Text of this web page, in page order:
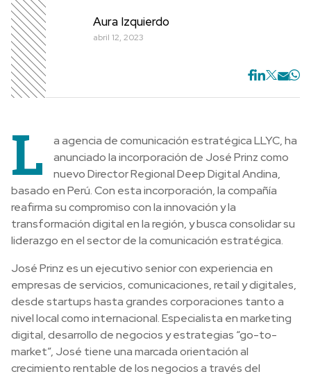
Aura Izquierdo
abril 12, 2023
L
a agencia de comunicación estratégica LLYC, ha
anunciado la incorporación de José Prinz como
nuevo Director Regional Deep Digital Andina,
basado en Perú. Con esta incorporación, la compañía
reafirma su compromiso con la innovación y la
transformación digital en la región, y busca consolidar su
liderazgo en el sector de la comunicación estratégica.
José Prinz es un ejecutivo senior con experiencia en
empresas de servicios, comunicaciones, retail y digitales,
desde startups hasta grandes corporaciones tanto a
nivel local como internacional. Especialista en marketing
digital, desarrollo de negocios y estrategias “go-to-
market”, José tiene una marcada orientación al
crecimiento rentable de los negocios a través del